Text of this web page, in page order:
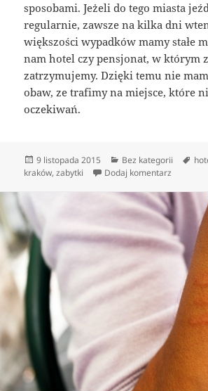
sposobami. Jeżeli do tego miasta
regularnie, zawsze na kilka dni
większości wypadków mamy stałe
nam hotel czy pensjonat, w którym
zatrzymujemy. Dzięki temu nie
obaw, ze trafimy na miejsce, które
oczekiwań.
Data
publikacji
9 listopada 2015 Kategorie
Bez kategorii
kraków,zabytki Dodaj komentarz